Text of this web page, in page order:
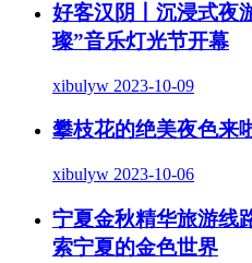
好客汉阴丨沉浸式夜
璨”音乐灯光节开幕
xibulyw 2023-10-09
攀枝花的绝美夜色来
xibulyw 2023-10-06
宁夏金秋精华旅游
索宁夏的金色世界